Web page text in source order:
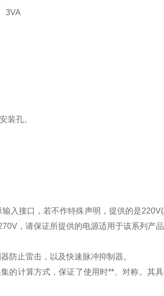
3VA
装孔。
输入接口，若不作特殊声明，提供的是
，请保证所提供的电源适用于该系列产
防止雷击，以及快速脉冲抑制器。
的计算方式，保证了使用时**、对称。其